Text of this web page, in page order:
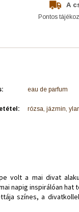
A
Pontos
eau de parfum
rózsa, jázmin,
volt a mai divat
napig inspirálóan
színes, a